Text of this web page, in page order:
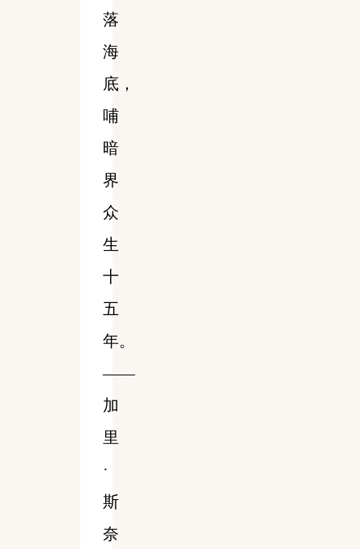
落
海
底，
哺
暗
界
众
生
十
五
年。
——
加
里
·
斯
奈